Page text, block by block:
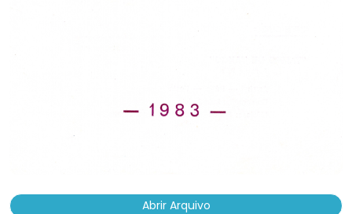
Abrir Arquivo